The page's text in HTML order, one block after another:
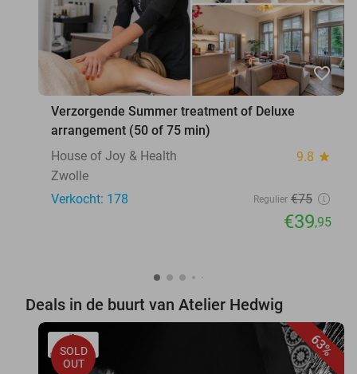
favorite_border
Verzorgende Summer treatment of Deluxe
arrangement (50 of 75 min)
House of Joy & Health
9.8 star
Zwolle
Verkocht: 178
Regulier €75
€39,95
Deals in de buurt van Atelier Hedwig
63%
SOLD
OUT